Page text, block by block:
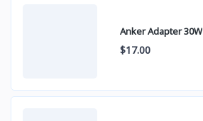
Anker Adapter 30W
$17.00